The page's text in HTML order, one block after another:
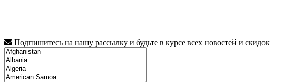
Подпишитесь на нашу рассылку и будьте в курсе всех новостей и скидок